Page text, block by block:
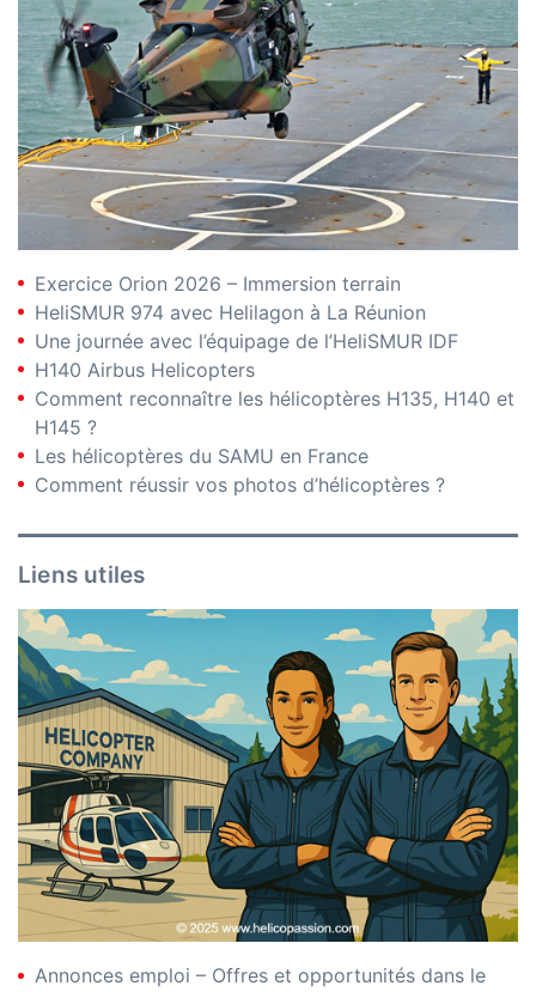
Exercice Orion 2026 – Immersion terrain
HeliSMUR 974 avec Helilagon à La Réunion
Une journée avec l’équipage de l’HeliSMUR IDF
H140 Airbus Helicopters
Comment reconnaître les hélicoptères H135, H140 et
H145 ?
Les hélicoptères du SAMU en France
Comment réussir vos photos d’hélicoptères ?
Liens utiles
Annonces emploi – Offres et opportunités dans le